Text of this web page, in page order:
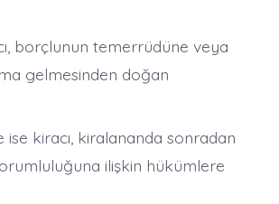
borçlunun temerrüdüne veya
gelmesinden doğan
kiracı, kiralananda sonradan
ilişkin hükümlere